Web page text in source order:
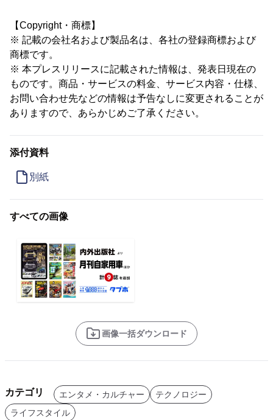
【Copyright・商標】
※ 記載の会社名および製品名は、各社の登録商標および
商標です。
※ 本プレスリリースに記載された情報は、発表日現在の
ものです。商品・サービスの料金、サービス内容・仕様、
お問い合わせ先などの情報は予告なしに変更されることが
ありますので、あらかじめご了承ください。
添付資料
別紙
すべての画像
画像一括ダウンロード
カテゴリ エンタメ・カルチャー
テクノロジー
ライフスタイル